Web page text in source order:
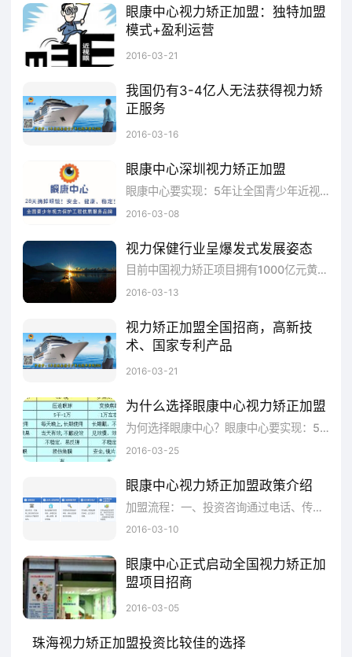
了2.6亿元，2014年更是增长到3亿元以上，年
增长率近20%。随着人们视力保护意识的提
高，以及行业的发展，预计到2020年我国的近
视治疗仪市场规模将超过8亿元。但是在近视
治疗仪高速发展的今天，同样存在着很多不容
行业技术水平低下，产品结构单一；产品普及
和渗透率不足。因此企业要把握好行业未来的
市场竞争中占据一席之地。
更多关于视力矫正行业资讯欢迎访问：
http://www.ykeye.com/
眼康中心视力矫正加盟：独特加盟
模式+盈利运营
2016-03-21
我国仍有3-4亿人无法获得视力矫
正服务
2016-03-16
眼康中心深圳视力矫正加盟
眼康中心要实现：5年让全国青少年近视率降低20%，10年实现无近视学校！这一伟大的中国梦，单单靠一家公司是不可能实现的，我们要团结社会的力量共同来完成，也就离不开你的参与了。 眼康虽然成立不到2年，但是早在2008年就投入精力研究视力保健项目，经过多年的实践验证后我们才敢于推广到市场上。那么我们要实现这个梦想会有非常多的障碍！比如：青少年近视率太高，我们需要服务的人数太多！（我国目前有近4亿的近视人群，其中学生近视比例极高，人数接近2亿。小学生近视率达36%，初中学生近视率为65%，高中生近视率为79%，而大学毕业生则高达90%。13岁以下少年儿童近视屈光度平均年增长125度，近80%的中小学生存在不同程度的视疲劳症状。）因此，我们的服务网点必须足够多，才能更好的帮助到近视的学生恢复视力。
2016-03-08
视力保健行业呈爆发式发展姿态
目前中国视力矫正项目拥有1000亿元黄金市场，可以说是10年都做不完，而这个市场需求还在急速飙升，中国拥有世界第一的高达3亿人儿童青少年人口规模，73%儿童青少年视力不良率全球排名第三，超过2亿儿童青少年需要视力治疗服务，10年内市场营业存量超过1.2亿。随着科技的发展和生活水平的提高，电子产品的过度使用对近视低龄化有很大影响，导致近视眼低龄化趋势明显，青少年近视高发催热视力保健市场投资，视力矫正加盟行业可谓是极具投资价值的行业。
2016-03-13
视力矫正加盟全国招商，高新技
术、国家专利产品
2016-03-21
为什么选择眼康中心视力矫正加盟
为何选择眼康中心？眼康中心要实现：5年让全国青少年近视率降低20%，10年实现无近视学校！这一伟大的中国梦，单单靠一家公司是不可能实现的，我们要团结社会的力量共同来完成，也就离不开你的参与了。眼康虽然成立不到2年，但是早在2008年就投入精力研究视力保健项目，经过多年的实践验证后我们才敢于推广到市场上。那么我们要实现这个梦想会有非常多的障碍！比如：青少年近视率太高，我们需要服务的人数太多！（我国目
2016-03-25
眼康中心视力矫正加盟政策介绍
加盟流程：一、投资咨询通过电话、传真、网上留言等方式向眼康中心(总部)初步了解项目信息。二、投资人实地考察到总部进行项目考察，参观门店、确认项目，提交申请等。三、加盟资格审核总部对投资者进行审核，确认投资者的合作资格。四、双方签订合同双方确认考察结果无争议，正式签订合同。五、门店选址公司协助投资者选取门店地址，装修设计。 六、正式营业及后续支持总部协助投资者开业，并给予培训与指导。正式运作后，总部
2016-03-10
眼康中心正式启动全国视力矫正加
盟项目招商
2016-03-05
珠海视力矫正加盟投资比较佳的选择